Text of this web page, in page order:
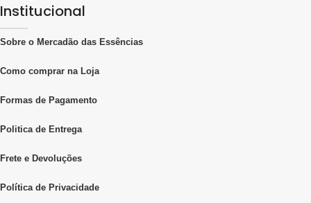
Institucional
Sobre o Mercadão das Essências
Como comprar na Loja
Formas de Pagamento
Politica de Entrega
Frete e Devoluções
Política de Privacidade